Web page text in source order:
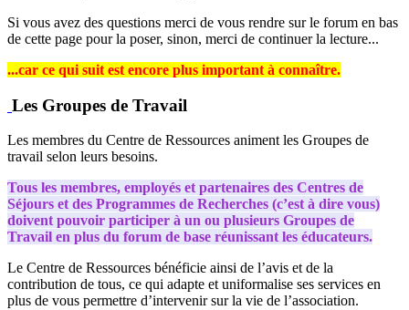
Si vous avez des questions merci de vous rendre sur le forum en bas
de cette page pour la poser, sinon, merci de continuer la lecture...
...car ce qui suit est encore plus important à connaître.
Les Groupes de Travail
Les membres du Centre de Ressources animent les Groupes de
travail selon leurs besoins.
Tous les membres, employés et partenaires des Centres de
Séjours et des Programmes de Recherches (c’est à dire vous)
doivent pouvoir participer à un ou plusieurs Groupes de
Travail en plus du forum de base réunissant les éducateurs.
Le Centre de Ressources bénéficie ainsi de l’avis et de la
contribution de tous, ce qui adapte et uniformalise ses services en
plus de vous permettre d’intervenir sur la vie de l’association.